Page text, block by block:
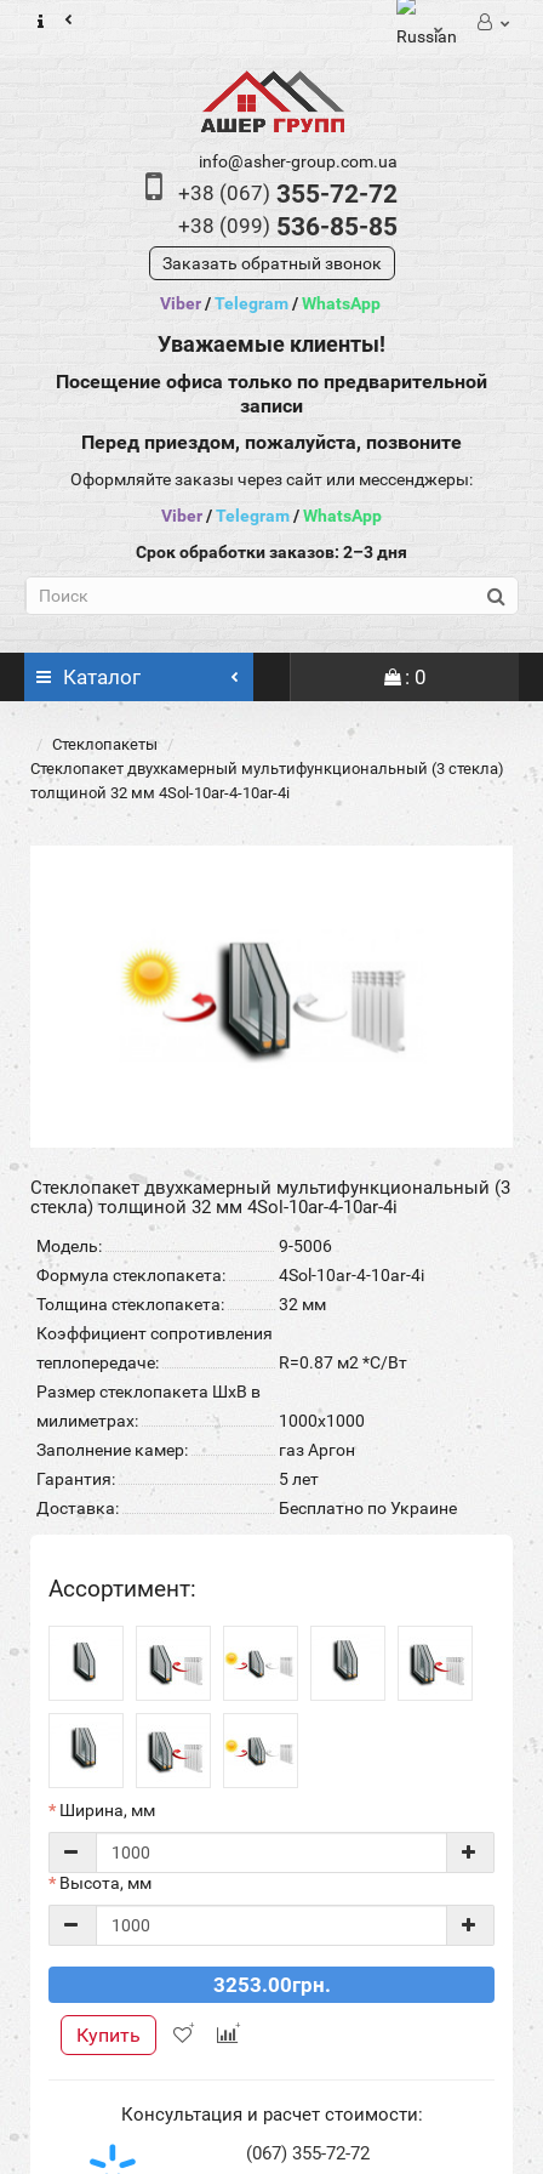
info@asher-group.com.ua
+38 (067) 355-72-72
+38 (099) 536-85-85
Заказать обратный звонок
Viber/Telegram/WhatsApp
Уважаемые клиенты!
Посещение офиса только по предварительной
записи
Перед приездом, пожалуйста, позвоните
Оформляйте заказы через сайт или мессенджеры:
Viber/Telegram/WhatsApp
Срок обработки заказов: 2–3 дня
Каталог : 0
Стеклопакеты
Стеклопакет двухкамерный мультифункциональный (3 стекла)
толщиной 32 мм 4Sol-10ar-4-10ar-4i
Стеклопакет двухкамерный мультифункциональный (3
стекла) толщиной 32 мм 4Sol-10ar-4-10ar-4i
Модель:
9-5006
Формула стеклопакета:
4Sol-10ar-4-10ar-4i
Толщина стеклопакета:
32 мм
Коэффициент сопротивления
теплопередаче:
R=0.87 м2 *С/Вт
Размер стеклопакета ШхВ в
милиметрах:
1000х1000
Заполнение камер:
газ Аргон
Гарантия:
5 лет
Доставка:
Бесплатно по Украине
Ассортимент:
Ширина, мм
Высота, мм
3253.00грн.
Купить
Консультация и расчет стоимости:
(067) 355-72-72